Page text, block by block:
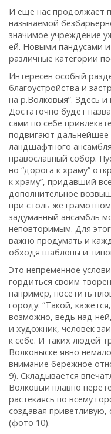
И еще нас продолжает
называемой
значимое учреждение
ей. Новыми пандусами
различные категории
Интересен особый
благоустройства и
на р.Волковыя”. Здесь
Достаточно будет
сами по себе
подвигают дальнейшее
ландшафтного
православный собор.
но “дорога к храму”
к храму”‚ придавший
дополнительное
при столь же
задуманный ансамбль
неповторимым. Для
важно продумать и
обходя шаблоны и
Это непременное
гордиться своим
например‚ посетить
городу: “Такой‚
возможно‚ ведь над
и художник, человек
к себе. И таких людей
Волковыске явно
внимание бережное
9). Складывается
Волковыи плавно
растекаясь по всему
создавая
(фото 10).